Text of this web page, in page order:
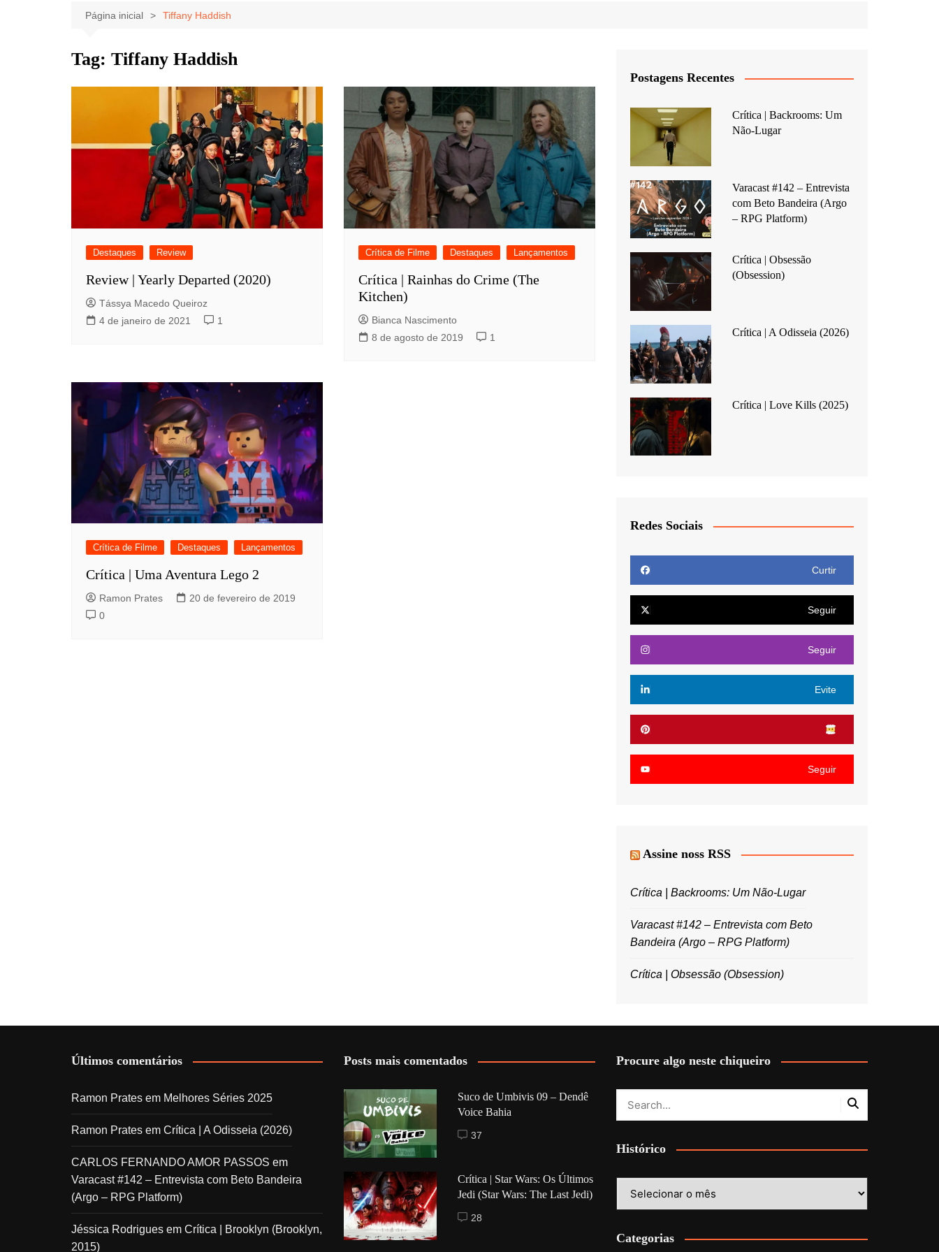
Celebridades
Música
Clássicos
Página inicial Tiffany Haddish
Tag: Tiffany Haddish
Destaques Review
Review | Yearly Departed (2020)
Tássya Macedo Queiroz
4 de janeiro de 2021
1
Crítica de Filme Destaques Lançamentos
Crítica | Rainhas do Crime (The
Kitchen)
Bianca Nascimento
8 de agosto de 2019
1
Crítica de Filme Destaques Lançamentos
Crítica | Uma Aventura Lego 2
Ramon Prates
20 de fevereiro de 2019
0
Postagens Recentes
Crítica | Backrooms: Um
Não-Lugar
Varacast #142 – Entrevista
com Beto Bandeira (Argo
– RPG Platform)
Crítica | Obsessão
(Obsession)
Crítica | A Odisseia (2026)
Crítica | Love Kills (2025)
Redes Sociais
Curtir
Seguir
Seguir
Evite
Seguir
Assine noss RSS
Crítica | Backrooms: Um Não-Lugar
Varacast #142 – Entrevista com Beto
Bandeira (Argo – RPG Platform)
Crítica | Obsessão (Obsession)
Últimos comentários
Ramon Prates em Melhores Séries 2025
Ramon Prates em Crítica | A Odisseia (2026)
CARLOS FERNANDO AMOR PASSOS em
Varacast #142 – Entrevista com Beto Bandeira
(Argo – RPG Platform)
Jéssica Rodrigues em Crítica | Brooklyn (Brooklyn,
2015)
Posts mais comentados
Suco de Umbivis 09 – Dendê
Voice Bahia
37
Crítica | Star Wars: Os Últimos
Jedi (Star Wars: The Last Jedi)
28
Procure algo neste chiqueiro
Histórico
Categorias